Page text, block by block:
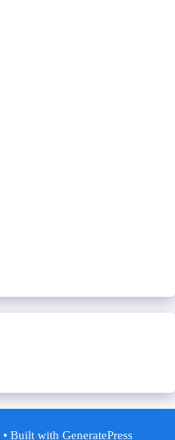
• Built with GeneratePress